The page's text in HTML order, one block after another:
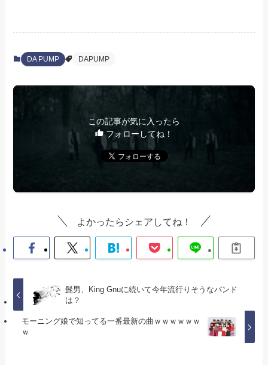
DA PUMP DAPUMP
この記事が気に入ったら
フォローしてね！
よかったらシェアしてね！
髭男、King Gnuに続いて今年流行りそうなバンド
は？
モーニング娘で知ってる一番最新の曲ｗｗｗｗｗｗ
ｗ